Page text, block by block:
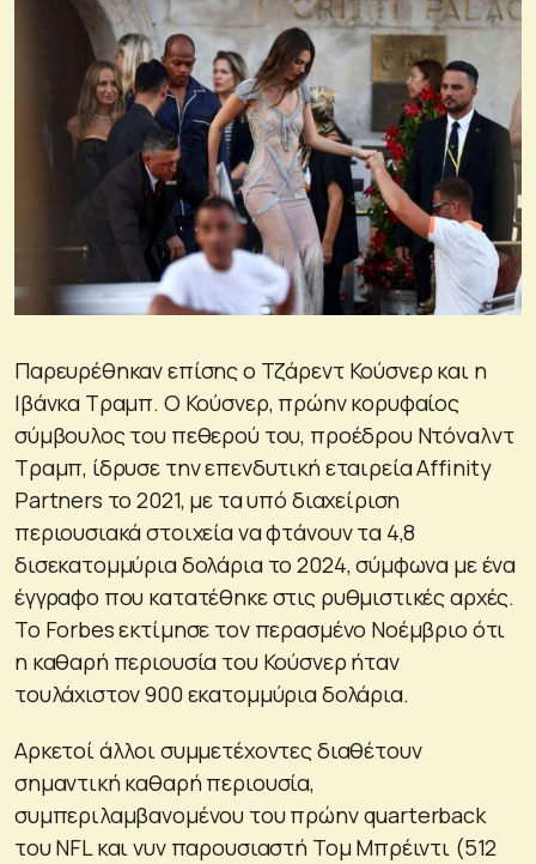
Παρευρέθηκαν επίσης ο Τζάρεντ Κούσνερ και η
Ιβάνκα Τραμπ. Ο Κούσνερ, πρώην κορυφαίος
σύμβουλος του πεθερού του, προέδρου Ντόναλντ
Τραμπ, ίδρυσε την επενδυτική εταιρεία Affinity
Partners το 2021, με τα υπό διαχείριση
περιουσιακά στοιχεία να φτάνουν τα 4,8
δισεκατομμύρια δολάρια το 2024, σύμφωνα με ένα
έγγραφο που κατατέθηκε στις ρυθμιστικές αρχές.
Το Forbes εκτίμησε τον περασμένο Νοέμβριο ότι
η καθαρή περιουσία του Κούσνερ ήταν
τουλάχιστον 900 εκατομμύρια δολάρια.
Αρκετοί άλλοι συμμετέχοντες διαθέτουν
σημαντική καθαρή περιουσία,
συμπεριλαμβανομένου του πρώην quarterback
του NFL και νυν παρουσιαστή Τομ Μπρέιντι (512